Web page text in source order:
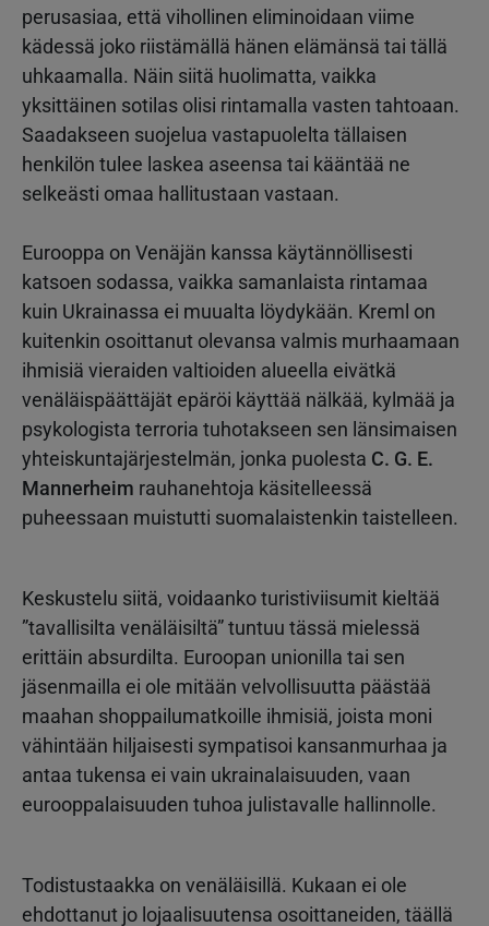
perusasiaa, että vihollinen eliminoidaan viime
kädessä joko riistämällä hänen elämänsä tai tällä
uhkaamalla. Näin siitä huolimatta, vaikka
yksittäinen sotilas olisi rintamalla vasten tahtoaan.
Saadakseen suojelua vastapuolelta tällaisen
henkilön tulee laskea aseensa tai kääntää ne
selkeästi omaa hallitustaan vastaan.
Eurooppa on Venäjän kanssa käytännöllisesti
katsoen sodassa, vaikka samanlaista rintamaa
kuin Ukrainassa ei muualta löydykään. Kreml on
kuitenkin osoittanut olevansa valmis murhaamaan
ihmisiä vieraiden valtioiden alueella eivätkä
venäläispäättäjät epäröi käyttää nälkää, kylmää ja
psykologista terroria tuhotakseen sen länsimaisen
yhteiskuntajärjestelmän, jonka puolesta C. G. E.
Mannerheim rauhanehtoja käsitelleessä
puheessaan muistutti suomalaistenkin taistelleen.
Keskustelu siitä, voidaanko turistiviisumit kieltää
”tavallisilta venäläisiltä” tuntuu tässä mielessä
erittäin absurdilta. Euroopan unionilla tai sen
jäsenmailla ei ole mitään velvollisuutta päästää
maahan shoppailumatkoille ihmisiä, joista moni
vähintään hiljaisesti sympatisoi kansanmurhaa ja
antaa tukensa ei vain ukrainalaisuuden, vaan
eurooppalaisuuden tuhoa julistavalle hallinnolle.
Todistustaakka on venäläisillä. Kukaan ei ole
ehdottanut jo lojaalisuutensa osoittaneiden, täällä